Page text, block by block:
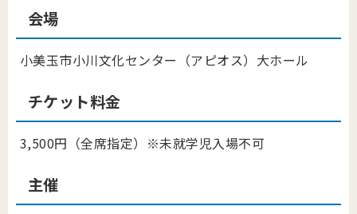
会場
小美玉市小川文化センター（アピオス）大ホール
チケット料金
3,500円（全席指定）※未就学児入場不可
主催